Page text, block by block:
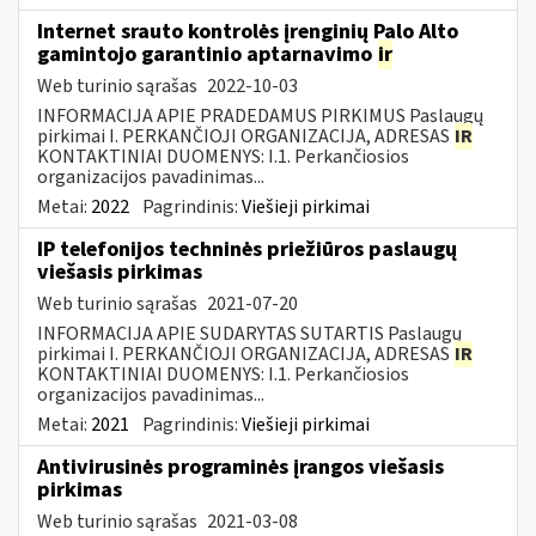
Internet srauto kontrolės įrenginių Palo Alto
gamintojo garantinio aptarnavimo ir
Web turinio sąrašas 2022-10-03
INFORMACIJA APIE PRADEDAMUS PIRKIMUS Paslaugų
pirkimai I. PERKANČIOJI ORGANIZACIJA, ADRESAS IR
KONTAKTINIAI DUOMENYS: I.1. Perkančiosios
organizacijos pavadinimas...
Metai: 2022 Pagrindinis:Viešieji pirkimai
IP telefonijos techninės priežiūros paslaugų
viešasis pirkimas
Web turinio sąrašas 2021-07-20
INFORMACIJA APIE SUDARYTAS SUTARTIS Paslaugų
pirkimai I. PERKANČIOJI ORGANIZACIJA, ADRESAS IR
KONTAKTINIAI DUOMENYS: I.1. Perkančiosios
organizacijos pavadinimas...
Metai: 2021 Pagrindinis:Viešieji pirkimai
Antivirusinės programinės įrangos viešasis
pirkimas
Web turinio sąrašas 2021-03-08